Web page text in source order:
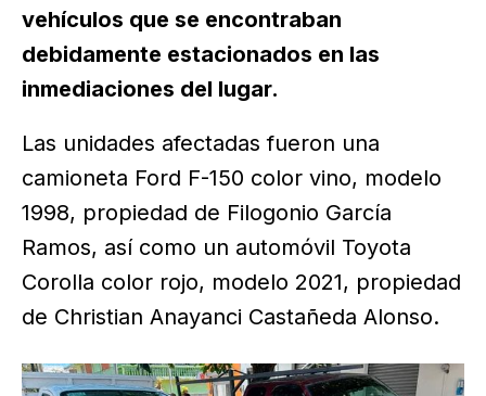
vehículos que se encontraban
debidamente estacionados en las
inmediaciones del lugar.
Las unidades afectadas fueron una
camioneta Ford F-150 color vino, modelo
1998, propiedad de Filogonio García
Ramos, así como un automóvil Toyota
Corolla color rojo, modelo 2021, propiedad
de Christian Anayanci Castañeda Alonso.